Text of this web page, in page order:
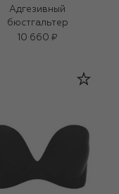
Адгезивный
бюстгальтер
10 660 ₽